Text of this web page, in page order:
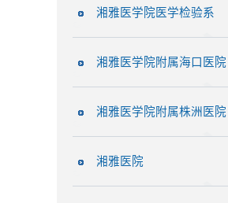
湘雅医学院医学检验系
湘雅医学院附属海口医院
湘雅医学院附属株洲医院
湘雅医院